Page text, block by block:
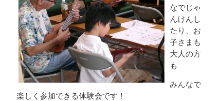
なでじゃ
んけんし
たり、お
子さまも
大人の方
も
みんなで
楽しく参加できる体験会です！